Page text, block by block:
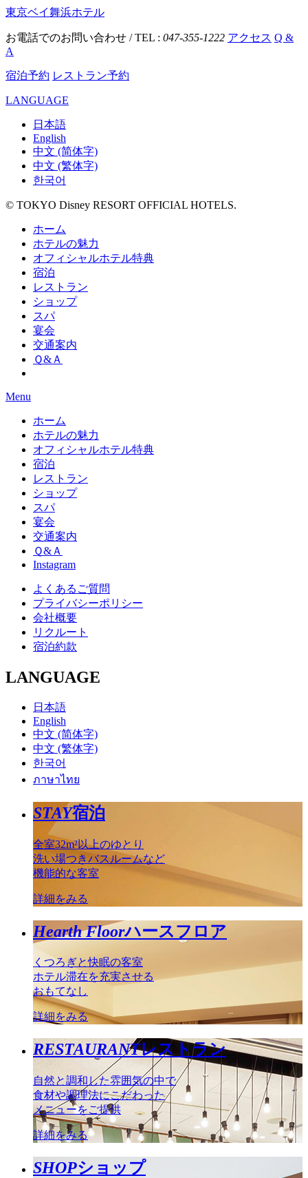
東京ベイ舞浜ホテル
お電話でのお問い合わせ / TEL : 047-355-1222 アクセス Q &
A
宿泊予約 レストラン予約
LANGUAGE
日本語
English
中文 (简体字)
中文 (繁体字)
한국어
© TOKYO Disney RESORT OFFICIAL HOTELS.
ホーム
ホテルの魅力
オフィシャルホテル特典
宿泊
レストラン
ショップ
スパ
宴会
交通案内
Ｑ&Ａ
Menu
ホーム
ホテルの魅力
オフィシャルホテル特典
宿泊
レストラン
ショップ
スパ
宴会
交通案内
Ｑ&Ａ
Instagram
よくあるご質問
プライバシーポリシー
会社概要
リクルート
宿泊約款
LANGUAGE
日本語
English
中文 (简体字)
中文 (繁体字)
한국어
ภาษาไทย
STAY宿泊
全室32m²以上のゆとり
洗い場つきバスルームなど
機能的な客室
詳細をみる
Hearth Floorハースフロア
くつろぎと快眠の客室
ホテル滞在を充実させる
おもてなし
詳細をみる
RESTAURANTレストラン
自然と調和した雰囲気の中で
食材や調理法にこだわった
メニューをご提供
詳細をみる
SHOPショップ